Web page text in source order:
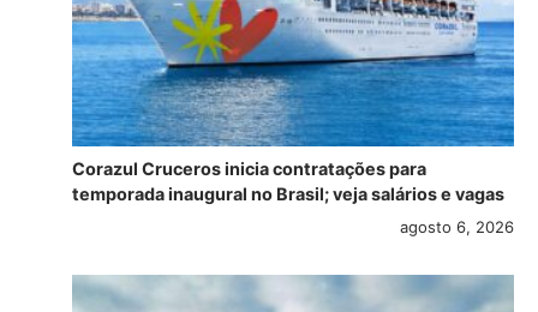
Corazul Cruceros inicia contratações para
temporada inaugural no Brasil; veja salários e vagas
agosto 6, 2026